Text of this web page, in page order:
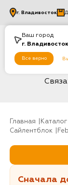
Ваш город
г. Владивосток
Все верно
г. Владивосток
Главная Каталог
Сайлентблок
Сначала